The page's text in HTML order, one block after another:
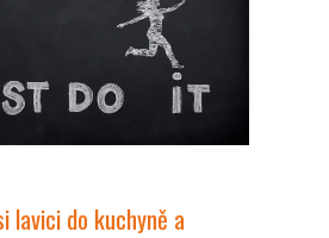
lavici do kuchyně a